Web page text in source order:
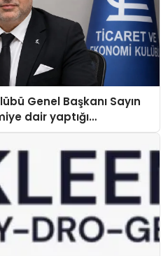
Genel Başkanı Sayın
dair yaptığı